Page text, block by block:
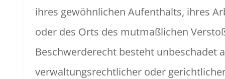
ihres gewöhnlichen Aufenthalts, ihres
oder des Orts des mutmaßlichen
Beschwerderecht besteht unbeschadet
verwaltungsrechtlicher oder